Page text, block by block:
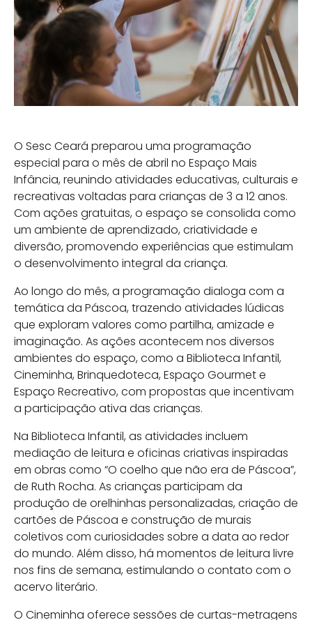
O Sesc Ceará preparou uma programação
especial para o mês de abril no Espaço Mais
Infância, reunindo atividades educativas, culturais e
recreativas voltadas para crianças de 3 a 12 anos.
Com ações gratuitas, o espaço se consolida como
um ambiente de aprendizado, criatividade e
diversão, promovendo experiências que estimulam
o desenvolvimento integral da criança.
Ao longo do mês, a programação dialoga com a
temática da Páscoa, trazendo atividades lúdicas
que exploram valores como partilha, amizade e
imaginação. As ações acontecem nos diversos
ambientes do espaço, como a Biblioteca Infantil,
Cineminha, Brinquedoteca, Espaço Gourmet e
Espaço Recreativo, com propostas que incentivam
a participação ativa das crianças.
Na Biblioteca Infantil, as atividades incluem
mediação de leitura e oficinas criativas inspiradas
em obras como “O coelho que não era de Páscoa”,
de Ruth Rocha. As crianças participam da
produção de orelhinhas personalizadas, criação de
cartões de Páscoa e construção de murais
coletivos com curiosidades sobre a data ao redor
do mundo. Além disso, há momentos de leitura livre
nos fins de semana, estimulando o contato com o
acervo literário.
O Cineminha oferece sessões de curtas-metragens